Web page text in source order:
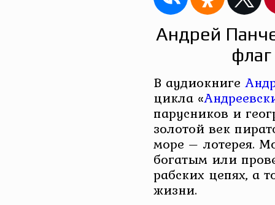
Андрей
В аудиокниге
цикла «
парусников и
золотой век
море – лотерея.
богатым или
рабских цепях, а
жизни.